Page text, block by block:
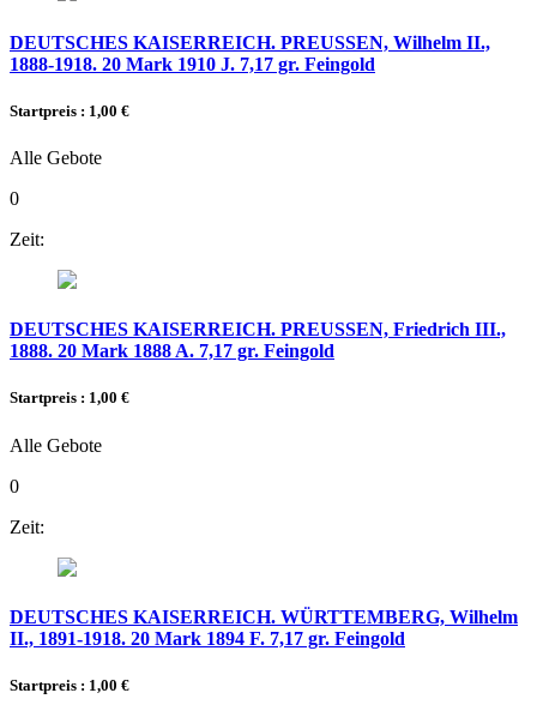
DEUTSCHES KAISERREICH. PREUSSEN, Wilhelm II.,
1888-1918. 20 Mark 1910 J. 7,17 gr. Feingold
Startpreis : 1,00 €
Alle Gebote
0
Zeit:
DEUTSCHES KAISERREICH. PREUSSEN, Friedrich III.,
1888. 20 Mark 1888 A. 7,17 gr. Feingold
Startpreis : 1,00 €
Alle Gebote
0
Zeit:
DEUTSCHES KAISERREICH. WÜRTTEMBERG, Wilhelm
II., 1891-1918. 20 Mark 1894 F. 7,17 gr. Feingold
Startpreis : 1,00 €